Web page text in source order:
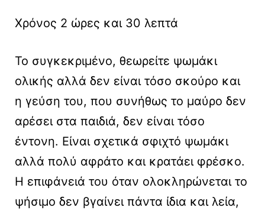
Χρόνος 2 ώρες και 30 λεπτά
Το συγκεκριμένο, θεωρείτε ψωμάκι
ολικής αλλά δεν είναι τόσο σκούρο και
η γεύση του, που συνήθως το μαύρο δεν
αρέσει στα παιδιά, δεν είναι τόσο
έντονη. Είναι σχετικά σφιχτό ψωμάκι
αλλά πολύ αφράτο και κρατάει φρέσκο.
Η επιφάνειά του όταν ολοκληρώνεται το
ψήσιμο δεν βγαίνει πάντα ίδια και λεία,